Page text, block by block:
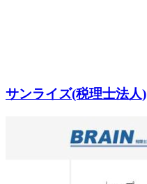
サンライズ(税理士法人)